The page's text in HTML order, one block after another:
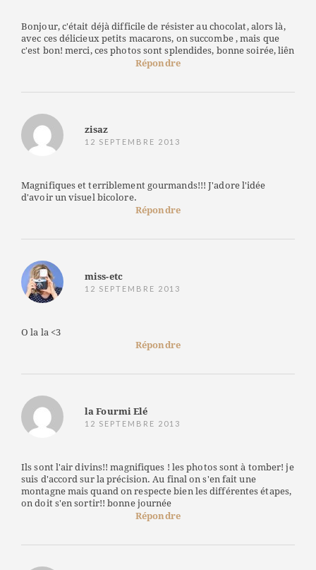
Bonjour, c'était déjà difficile de résister au chocolat, alors là,
avec ces délicieux petits macarons, on succombe , mais que
c'est bon! merci, ces photos sont splendides, bonne soirée, liên
Répondre
zisaz
12 SEPTEMBRE 2013
Magnifiques et terriblement gourmands!!! J'adore l'idée
d'avoir un visuel bicolore.
Répondre
miss-etc
12 SEPTEMBRE 2013
O la la <3
Répondre
la Fourmi Elé
12 SEPTEMBRE 2013
Ils sont l'air divins!! magnifiques ! les photos sont à tomber! je
suis d'accord sur la précision. Au final on s'en fait une
montagne mais quand on respecte bien les différentes étapes,
on doit s'en sortir!! bonne journée
Répondre